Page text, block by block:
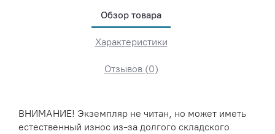
Обзор товара
Характеристики
Отзывов (0)
ВНИМАНИЕ! Экземпляр не читан, но может иметь
естественный износ из-за долгого складского